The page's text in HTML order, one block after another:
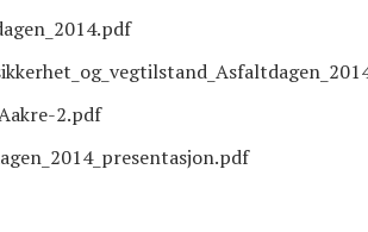
2.pdf